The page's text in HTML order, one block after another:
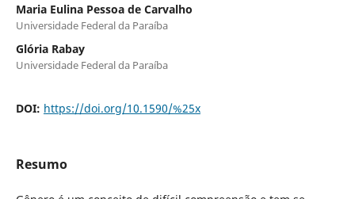
Maria Eulina Pessoa de Carvalho
Universidade Federal da Paraíba
Glória Rabay
Universidade Federal da Paraíba
DOI: https://doi.org/10.1590/%25x
Resumo